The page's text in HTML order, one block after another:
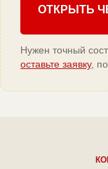
ОТКРЫТЬ
Нужен точный
оставьте заявку,